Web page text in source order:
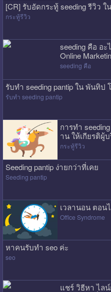
[CR] รับอัดกระทู้ seeding รีวิว ใ
กระทู้รีวิว
seeding คือ อ
Online
seeding คือ
รับทำ seeding pantip ใน พันทิป
รับทำ seeding pantip
การทำ
าน ให้เกียรติผู้
กระทู้รีวิว
Seeding pantip ง่ายกว่าที่เคย
Seeding pantip
เวลานอน ตอน
Office Syndrome
หาคนรับทำ seo ค่ะ
seo
แชร์ วิธีหา ไล